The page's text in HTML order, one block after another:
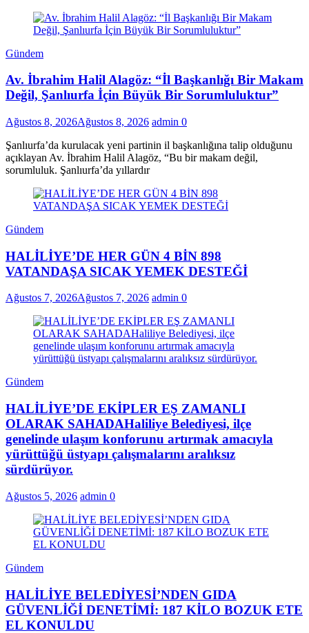
Gündem
Av. İbrahim Halil Alagöz: “İl Başkanlığı Bir Makam
Değil, Şanlıurfa İçin Büyük Bir Sorumluluktur”
Ağustos 8, 2026Ağustos 8, 2026 admin 0
Şanlıurfa’da kurulacak yeni partinin il başkanlığına talip olduğunu
açıklayan Av. İbrahim Halil Alagöz, “Bu bir makam değil,
sorumluluk. Şanlıurfa’da yıllardır
Gündem
HALİLİYE’DE HER GÜN 4 BİN 898
VATANDAŞA SICAK YEMEK DESTEĞİ
Ağustos 7, 2026Ağustos 7, 2026 admin 0
Gündem
HALİLİYE’DE EKİPLER EŞ ZAMANLI
OLARAK SAHADAHaliliye Belediyesi, ilçe
genelinde ulaşım konforunu artırmak amacıyla
yürüttüğü üstyapı çalışmalarını aralıksız
sürdürüyor.
Ağustos 5, 2026 admin 0
Gündem
HALİLİYE BELEDİYESİ’NDEN GIDA
GÜVENLİĞİ DENETİMİ: 187 KİLO BOZUK ETE
EL KONULDU